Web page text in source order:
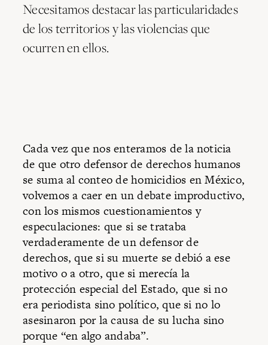
Necesitamos destacar las particularidades
de los territorios y las violencias que
ocurren en ellos.
Cada vez que nos enteramos de la noticia
de que otro defensor de derechos humanos
se suma al conteo de homicidios en México,
volvemos a caer en un debate improductivo,
con los mismos cuestionamientos y
especulaciones: que si se trataba
verdaderamente de un defensor de
derechos, que si su muerte se debió a ese
motivo o a otro, que si merecía la
protección especial del Estado, que si no
era periodista sino político, que si no lo
asesinaron por la causa de su lucha sino
porque “en algo andaba”.